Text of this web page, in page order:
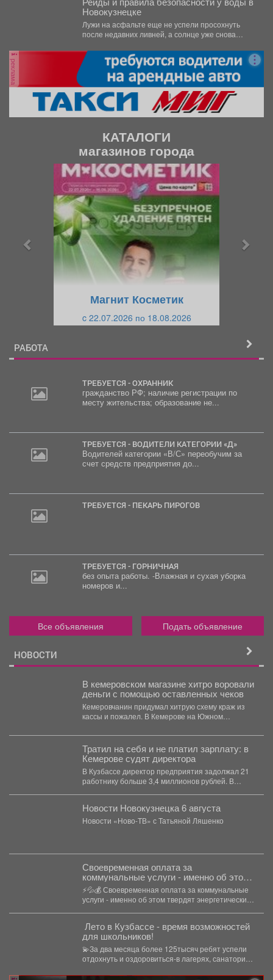
Новокузнецке
Лужи на асфальте еще не успели просохнуть
после недавних ливней, а солнце уже снова
реклама
КАТАЛОГИ
магазинов города
Магнит Косметик
c 22.07.2026 по 18.08.2026
РАБОТА
ТРЕБУЕТСЯ - ОХРАННИК
гражданство РФ; наличие регистрации по
месту жительства; образование не...
ТРЕБУЕТСЯ - ВОДИТЕЛИ КАТЕГОРИИ «Д»
Водителей категории «В/С» переобучим за
счет средств предприятия до...
ТРЕБУЕТСЯ - ПЕКАРЬ ПИРОГОВ
ТРЕБУЕТСЯ - ГОРНИЧНАЯ
без опыта работы. -Влажная и сухая уборка
номеров и...
Все объявления Подать объявление
НОВОСТИ
В кемеровском магазине хитро воровали
деньги с помощью оставленных чеков
Кемеровчанин придумал хитрую схему краж из
кассы и пожалел. В Кемерове на Южном
Тратил на себя и не платил зарплату: в
Кемерове судят директора
В Кузбассе директор предприятия задолжал 21
работнику больше 3,4 миллионов рублей. В
Новости Новокузнецка 6 августа
Новости «Ново-ТВ» с Татьяной Ляшенко
Своевременная оплата за
коммунальные услуги - именно об этом
твердят энергетические компании.
⚡💦💰 Своевременная оплата за коммунальные
услуги - именно об этом твердят энергетические
️ Лето в Кузбассе - время возможностей
для школьников!
💫За два месяца более 125тысяч ребят успели
отдохнуть и оздоровиться-в лагерях, санаториях